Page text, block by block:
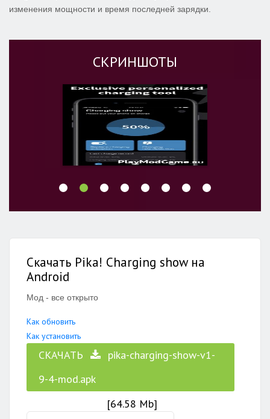
изменения мощности и время последней зарядки.
СКРИНШОТЫ
Скачать Pika! Charging show на
Android
Мод - все открыто
Как обновить
Как установить
СКАЧАТЬ
pika-charging-show-v1-
9-4-mod.apk
[64.58 Mb]